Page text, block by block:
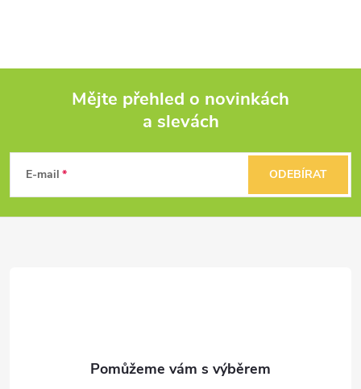
p
Mějte přehled o novinkách
a slevách
E-mail ODEBÍRAT